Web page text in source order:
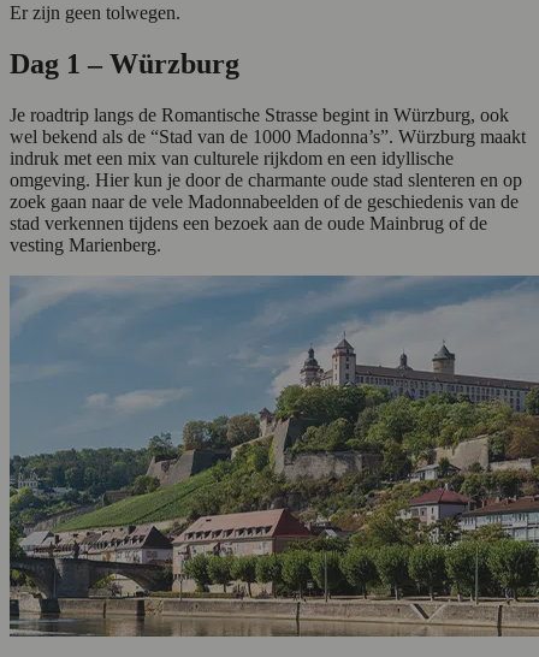
Er zijn geen tolwegen.
Dag 1 – Würzburg
Je roadtrip langs de Romantische Strasse begint in Würzburg, ook
wel bekend als de “Stad van de 1000 Madonna’s”. Würzburg maakt
indruk met een mix van culturele rijkdom en een idyllische
omgeving. Hier kun je door de charmante oude stad slenteren en op
zoek gaan naar de vele Madonnabeelden of de geschiedenis van de
stad verkennen tijdens een bezoek aan de oude Mainbrug of de
vesting Marienberg.